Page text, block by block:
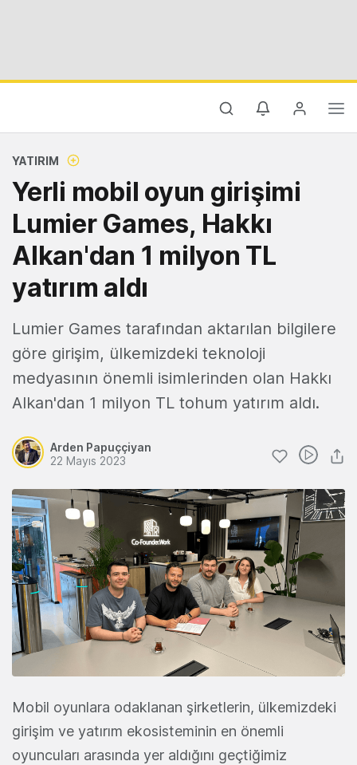
YATIRIM
Yerli mobil oyun girişimi
Lumier Games, Hakkı
Alkan'dan 1 milyon TL
yatırım aldı
Lumier Games tarafından aktarılan bilgilere
göre girişim, ülkemizdeki teknoloji
medyasının önemli isimlerinden olan Hakkı
Alkan'dan 1 milyon TL tohum yatırım aldı.
Arden Papuççiyan
22 Mayıs 2023
Mobil oyunlara odaklanan şirketlerin, ülkemizdeki
girişim ve yatırım ekosisteminin en önemli
oyuncuları arasında yer aldığını geçtiğimiz